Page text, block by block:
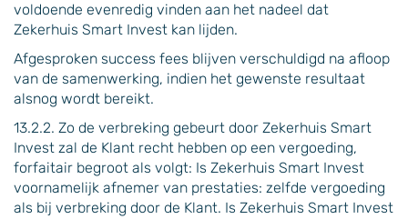
voldoende evenredig vinden aan het nadeel dat
Zekerhuis Smart Invest kan lijden.
Afgesproken success fees blijven verschuldigd na afloop
van de samenwerking, indien het gewenste resultaat
alsnog wordt bereikt.
13.2.2. Zo de verbreking gebeurt door Zekerhuis Smart
Invest zal de Klant recht hebben op een vergoeding,
forfaitair begroot als volgt: Is Zekerhuis Smart Invest
voornamelijk afnemer van prestaties: zelfde vergoeding
als bij verbreking door de Klant. Is Zekerhuis Smart Invest